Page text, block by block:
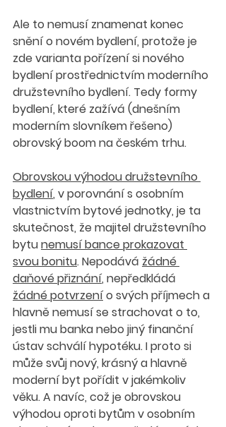
Ale to nemusí znamenat konec
snění o novém bydlení, protože je
zde varianta pořízení si nového
bydlení prostřednictvím moderního
družstevního bydlení. Tedy formy
bydlení, které zažívá (dnešním
moderním slovníkem řešeno)
obrovský boom na českém trhu.
Obrovskou výhodou družstevního
bydlení, v porovnání s osobním
vlastnictvím bytové jednotky, je ta
skutečnost, že majitel družstevního
bytu nemusí bance prokazovat
svou bonitu. Nepodává žádné
daňové přiznání, nepředkládá
žádné potvrzení o svých příjmech a
hlavně nemusí se strachovat o to,
jestli mu banka nebo jiný finanční
ústav schválí hypotéku. I proto si
může svůj nový, krásný a hlavně
moderní byt pořídit v jakémkoliv
věku. A navíc, což je obrovskou
výhodou oproti bytům v osobním